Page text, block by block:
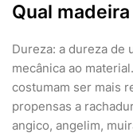
Qual
Dureza: a dureza de
mecânica ao
costumam ser mais
propensas a
angico, angelim,